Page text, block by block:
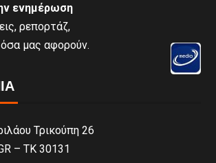
ενημέρωση
ρεπορτάζ,
μας αφορούν.
Τρικούπη 26
– ΤΚ 30131